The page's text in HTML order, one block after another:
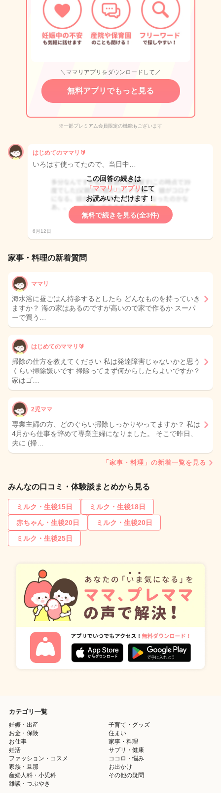
＼ママリアプリをダウンロードして／
無料アプリでもっと見る
※一部プレミアム会員限定の機能もございます
はじめてのママリ🔰
いろはす使ってたので、当日中…
この回答の続きは
「ママリ」アプリ にて
お読みいただけます！
無料で続きを見る(全3件)
6月12日
家事・料理の新着質問
ママリ
海水浴に昼ごはん持参するとしたら どんなものを持っていき
ますか？ 海の家はあるのですが高いので家で作るか スーパ
ーで買う…
はじめてのママリ🔰
掃除の仕方を教えてください 私は発達障害じゃないかと思う
くらい掃除嫌いです 掃除ってまず何からしたらよいですか？
家はゴ…
2児ママ
専業主婦の方、どのぐらい掃除しっかりやってますか？ 私は
4月から仕事を辞めて専業主婦になりました。 そこで昨日、
夫に (掃…
「家事・料理」の新着一覧を見る
みんなの口コミ・体験談まとめから見る
ミルク・生後15日
ミルク・生後18日
赤ちゃん・生後20日
ミルク・生後20日
ミルク・生後25日
カテゴリ一覧
妊娠・出産
子育て・グッズ
お金・保険
住まい
お仕事
家事・料理
妊活
サプリ・健康
ファッション・コスメ
ココロ・悩み
家族・旦那
お出かけ
産婦人科・小児科
その他の疑問
雑談・つぶやき